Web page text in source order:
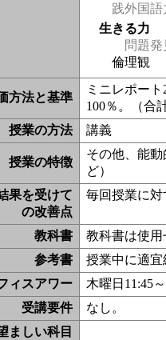
践外国語
生きる力
問題発
倫理観
方法と基準
ミニレポー
100％。（合
授業の方法
講義
授業の特徴
その他、能
ど）
果を受けて
の改善点
毎回授業に
教科書
教科書は使
参考書
授業中に適
ィスアワー
木曜日11:45
受講要件
なし。
ましい科目